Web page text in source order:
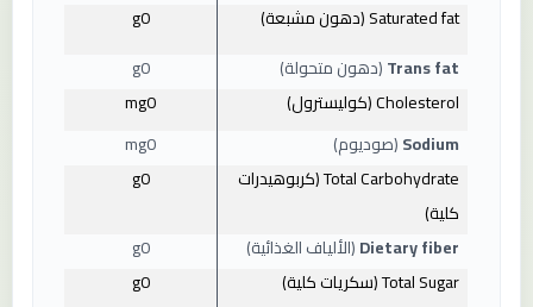
Saturated fat(دهون مشبعة) 0
g
Trans fat(دهون متحولة) 0
g
Cholesterol(كوليسترول) 0
mg
Sodium(صوديوم) 0
mg
Total Carbohydrate(كربوهيدرات
كلية)
0
g
Dietary fiber(الألياف الغذائية) 0
g
Total Sugar(سكريات كلية) 0
g